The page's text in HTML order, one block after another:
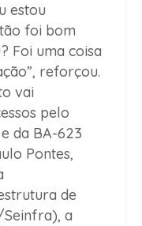
estou
foi bom
Foi uma coisa
reforçou.
vai
pelo
da BA-623
Pontes,
de
a